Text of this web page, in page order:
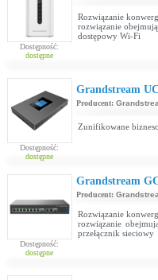
Dostępność:
dostępne
Rozwiązanie
rozwiązanie
dostępowy Wi-Fi
Dostępność:
dostępne
Grandstream
Producent:
Zunifikowane
Dostępność:
dostępne
Grandstream
Producent:
Rozwiązanie
rozwiązanie
przełącznik sieciowy